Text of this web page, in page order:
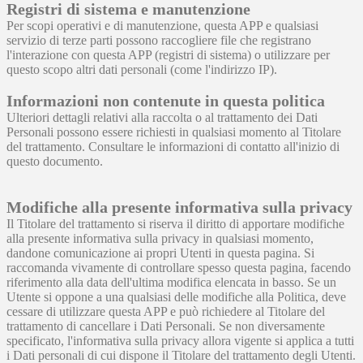
Registri di sistema e manutenzione
Per scopi operativi e di manutenzione, questa APP e qualsiasi
servizio di terze parti possono raccogliere file che registrano
l'interazione con questa APP (registri di sistema) o utilizzare per
questo scopo altri dati personali (come l'indirizzo IP).
Informazioni non contenute in questa politica
Ulteriori dettagli relativi alla raccolta o al trattamento dei Dati
Personali possono essere richiesti in qualsiasi momento al Titolare
del trattamento. Consultare le informazioni di contatto all'inizio di
questo documento.
Modifiche alla presente informativa sulla privacy
Il Titolare del trattamento si riserva il diritto di apportare modifiche
alla presente informativa sulla privacy in qualsiasi momento,
dandone comunicazione ai propri Utenti in questa pagina. Si
raccomanda vivamente di controllare spesso questa pagina, facendo
riferimento alla data dell'ultima modifica elencata in basso. Se un
Utente si oppone a una qualsiasi delle modifiche alla Politica, deve
cessare di utilizzare questa APP e può richiedere al Titolare del
trattamento di cancellare i Dati Personali. Se non diversamente
specificato, l'informativa sulla privacy allora vigente si applica a tutti
i Dati personali di cui dispone il Titolare del trattamento degli Utenti.